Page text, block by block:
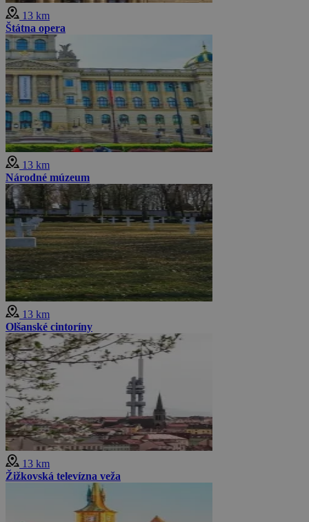
13 km
Štátna opera
13 km
Národné múzeum
13 km
Olšanské cintoríny
13 km
Žižkovská televízna veža